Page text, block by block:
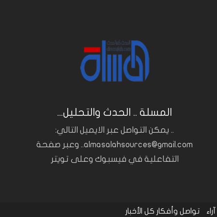
المسلة .. الحدث والتحليل...
.. يمكن التواصل عبر الايميل التالي:
almasalahsources@gmail.com.. وعبر صفحة
التفاعلية في فيسبوك وعلى تويتر
آراء تواصل وأفكار كل الأخبار